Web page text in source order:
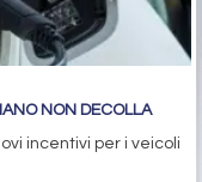
NON DECOLLA
incentivi per i veicoli